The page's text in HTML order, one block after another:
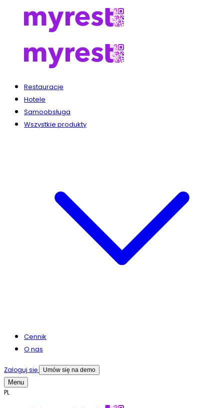
Restauracje
Hotele
Samoobsługa
Wszystkie produkty
Cennik
O nas
Zaloguj się Umów się na demo
Menu
PL